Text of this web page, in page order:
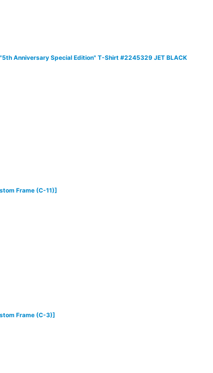
Anniversary Special Edition" T-Shirt #2245329 JET BLACK
Frame (C-11)]
Frame (C-3)]